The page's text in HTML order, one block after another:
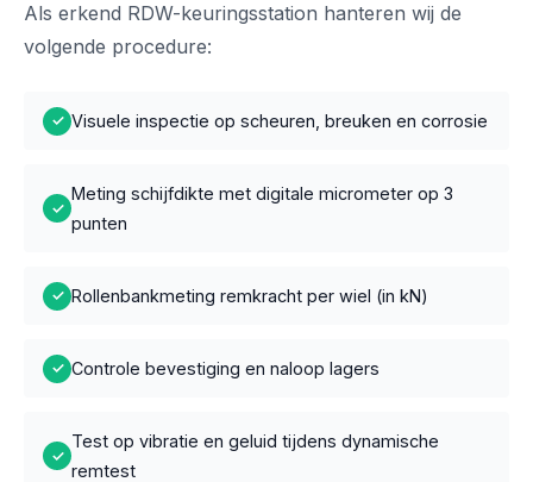
Als erkend RDW-keuringsstation hanteren wij de
volgende procedure:
✓ Visuele inspectie op scheuren, breuken en corrosie
✓
Meting schijfdikte met digitale micrometer op 3
punten
✓ Rollenbankmeting remkracht per wiel (in kN)
✓ Controle bevestiging en naloop lagers
✓
Test op vibratie en geluid tijdens dynamische
remtest